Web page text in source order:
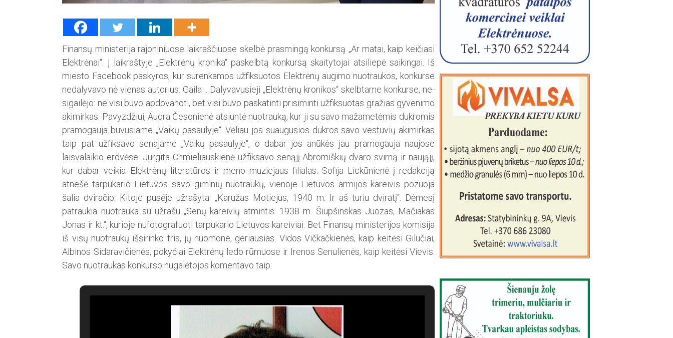
Finansų ministerija rajoniniuo­se laikraščiuose skelbė prasmingą konkursą „Ar matai, kaip keičiasi
Elektrėnai“. Į laikraštyje „Elektrėnų kronika“ paskelbtą konkursą skaitytojai atsiliepė saikingai. Iš
miesto Facebook paskyros, kur surenkamos užfiksuotos Elektrėnų augimo nuotraukos, konkurse
nedalyvavo nė vienas autorius. Gaila… Dalyvavusieji „Elektrėnų kronikos“ skelbtame konkurse, ne­
sigailėjo: ne visi buvo apdovanoti, bet visi buvo paskatinti prisiminti užfiksuotas gražias gyvenimo
akimirkas. Pavyzdžiui, Audra Česonienė atsiuntė nuotrauką, kur ji su savo mažametėmis dukromis
pramogauja buvusiame „Vaikų pasaulyje“. Vėliau jos suaugusios dukros savo vestuvių akimirkas
taip pat užfiksavo senajame „Vaikų pasaulyje“, o dabar jos anūkės jau pramogauja naujose
laisvalaikio erdvėse. Jurgita Chmieliauskienė užfiksavo senąjį Abromiškių dvaro svirną ir naująjį,
kur dabar veikia Elektrėnų literatūros ir meno muziejaus filialas. Sofija Lickūnienė į redakciją
atnešė tarpukario Lietuvos savo giminių nuotraukų, vienoje Lietuvos armijos kareivis pozuoja
šalia dviračio. Kitoje pusėje užrašyta: „Karužas Motiejus, 1940 m. Ir aš turiu dviratį“. Dėmesį
patraukia nuotrauka su užrašu „Senų kareivių atmintis. 1938 m. Šiupšinskas Juozas, Mačiakas
Jonas ir kt.“, kurioje nufotografuoti tarpukario Lietuvos kareiviai. Bet Finansų ministerijos komisija
iš visų nuotraukų išsirinko tris, jų nuomone, geriausias. Vidos Vičkačkienės, kaip keitėsi Gilučiai,
Albinos Sidaravičienės, pokyčiai Elektrėnų ledo rūmuose ir Irenos Senulienės, kaip keitėsi Vievis.
Savo nuotraukas konkurso nugalėtojos komentavo taip: